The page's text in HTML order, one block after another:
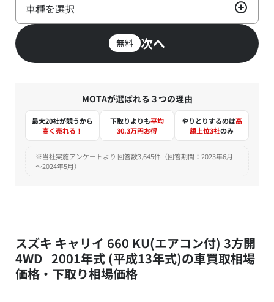
車種を選択
無料 次へ
MOTAが選ばれる３つの理由
最大20社が競うから
高く売れる！
下取りよりも平均
30.3万円お得
やりとりするのは高
額上位3社のみ
※当社実施アンケートより 回答数3,645件（回答期間：2023年6月
～2024年5月）
スズキ キャリイ 660 KU(エアコン付) 3方開
4WD 2001年式 (平成13年式)の車買取相場
価格・下取り相場価格